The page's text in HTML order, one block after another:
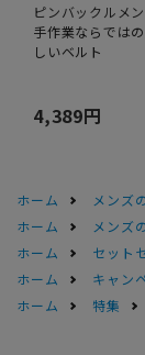
ピンバックルメ
手作業ならでは
しいベルト
4,389円
ホーム メンズ
ホーム
メンズ
ホーム
セット
ホーム
キャン
ホーム
特集